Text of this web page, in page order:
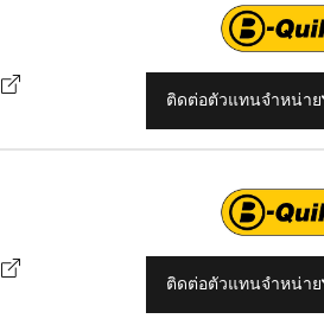
ติดต่อตัวแทนจำหน่าย
ติดต่อตัวแทนจำหน่าย